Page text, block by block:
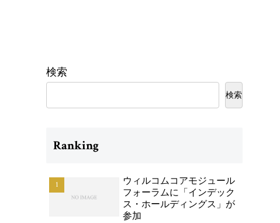
検索
検索
Ranking
ウィルコムコアモジュール
フォーラムに「インデック
ス・ホールディングス」が
参加